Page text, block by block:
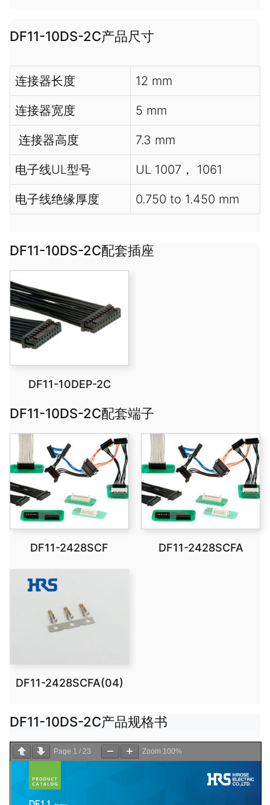
DF11-10DS-2C产品尺寸
连接器长度 12 mm
连接器宽度 5 mm
连接器高度 7.3 mm
电子线UL型号 UL 1007， 1061
电子线绝缘厚度 0.750 to 1.450 mm
DF11-10DS-2C配套插座
DF11-10DEP-2C
DF11-10DS-2C配套端子
DF11-2428SCF DF11-2428SCFA
DF11-2428SCFA(04)
DF11-10DS-2C产品规格书
Page 1 / 23 Zoom 100%